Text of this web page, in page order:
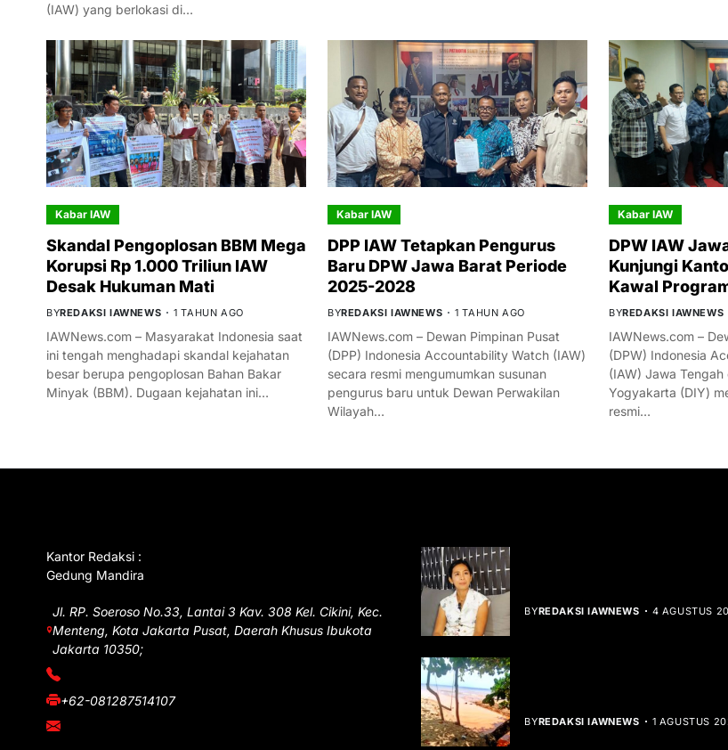
(IAW) yang berlokasi di…
Kabar IAW
Skandal Pengoplosan BBM Mega
Korupsi Rp 1.000 Triliun IAW
Desak Hukuman Mati
BYREDAKSI IAWNEWS 1 TAHUN AGO
IAWNews.com – Masyarakat Indonesia saat
ini tengah menghadapi skandal kejahatan
besar berupa pengoplosan Bahan Bakar
Minyak (BBM). Dugaan kejahatan ini…
Kabar IAW
DPP IAW Tetapkan Pengurus
Baru DPW Jawa Barat Periode
2025-2028
BYREDAKSI IAWNEWS 1 TAHUN AGO
IAWNews.com – Dewan Pimpinan Pusat
(DPP) Indonesia Accountability Watch (IAW)
secara resmi mengumumkan susunan
pengurus baru untuk Dewan Perwakilan
Wilayah…
Kabar IAW
DPW IAW
Kunjungi
Kawal
BYREDAKSI IAWNEWS
IAWNews.com –
(DPW) Indonesia
(IAW) Jawa
Yogyakarta (DIY)
resmi…
Kantor Redaksi :
Gedung Mandira
Jl. RP. Soeroso No.33, Lantai 3 Kav. 308 Kel. Cikini, Kec.
Menteng, Kota Jakarta Pusat, Daerah Khusus Ibukota
Jakarta 10350;
+62-081287514107
BYREDAKSI IAWNEWS 4 AGUSTUS
BYREDAKSI IAWNEWS 1 AGUSTUS